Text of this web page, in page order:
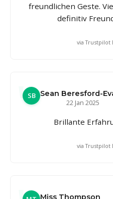
freundlichen Geste.
definitiv
via Trustpilot
SB Sean Beresford-
22 Jan 2025
Brillante
via Trustpilot
Miss Thompson